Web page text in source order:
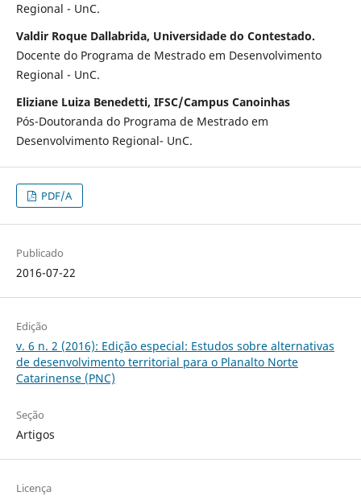
Regional - UnC.
Valdir Roque Dallabrida, Universidade do Contestado.
Docente do Programa de Mestrado em Desenvolvimento
Regional - UnC.
Eliziane Luiza Benedetti, IFSC/Campus Canoinhas
Pós-Doutoranda do Programa de Mestrado em
Desenvolvimento Regional- UnC.
PDF/A
Publicado
2016-07-22
Edição
v. 6 n. 2 (2016): Edição especial: Estudos sobre alternativas
de desenvolvimento territorial para o Planalto Norte
Catarinense (PNC)
Seção
Artigos
Licença